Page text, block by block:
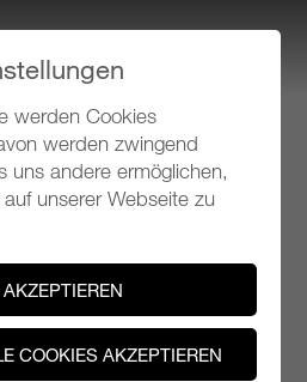
Klangspuren Schwaz
14.00 Uhr
Telfs und Jenbach
werden Cookies
werden zwingend
uns andere ermöglichen,
unserer Webseite zu
COOKIES AKZEPTIEREN